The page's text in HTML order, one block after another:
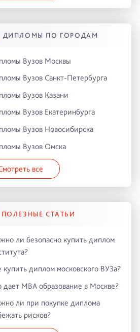
ДИПЛОМЫ ПО ГОРОДАМ
Вузов Москвы
Вузов Санкт-Петербурга
Вузов Казани
Вузов Екатеринбурга
Вузов Новосибирска
Вузов Омска
все
ПОЛЕЗНЫЕ СТАТЬИ
ли безопасно купить диплом
купить диплом московского ВУЗа?
дает MBA образование в Москве?
ли при покупке диплома
рисков?